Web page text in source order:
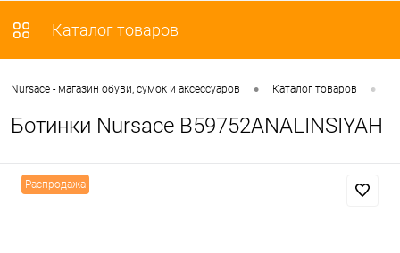
Каталог товаров
Nursace - магазин обуви, сумок и аксессуаров • Каталог товаров •
Ботинки Nursace B59752ANALINSIYAH
Распродажа